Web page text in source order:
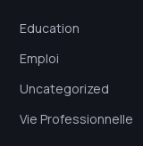
Education
Emploi
Uncategorized
Vie Professionnelle